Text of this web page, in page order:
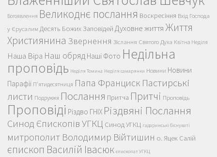
Богоявлення Великоднє послання Воскресіння Вхід Господа
у Єрусалим Десять Божих Заповідей Духовне життяЖиття
Християнина Звернення Зіслання Святого Духа Квітна Неділя
Наша Віра Наш обряд Наші Фото Недільна
проповідь Неділя Томина Неділя самарянки Новини Новини
Парафії П'ятидесятниця Папа Франциск Пастирські
листи Подружжя Послання Притча Притчі Проповідь
Проповіді Різдво ГНІХ Різдвяні Послання
Синод Єпископів УГКЦ Синод УГКЦ гадаринські біснуваті
митрополит Володимир Війтишин о. Яцек Салій
єпископ Василій Івасюк єпископат УГКЦ